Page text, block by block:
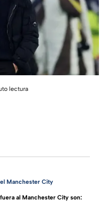
lectura
Manchester City
al Manchester City son: